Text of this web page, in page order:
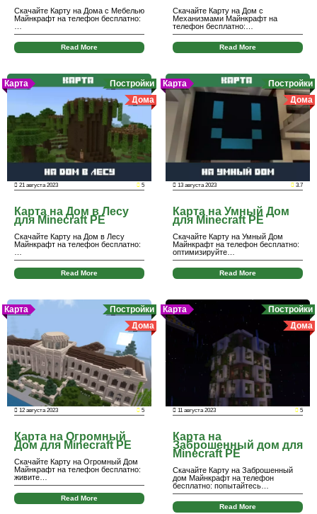
Скачайте Карту на Дома с Мебелью
Майнкрафт на телефон бесплатно:
Read More
Скачайте Карту на Дом с
Механизмами Майнкрафт на
телефон бесплатно:…
Read More
Карта
Постройки
Дома
21 августа 2023 5
Карта на Дом в Лесу
для Minecraft PE
Скачайте Карту на Дом в Лесу
Майнкрафт на телефон бесплатно:
Read More
Карта
Постройки
Дома
13 августа 2023 3.7
Карта на Умный Дом
для Minecraft PE
Скачайте Карту на Умный Дом
Майнкрафт на телефон бесплатно:
оптимизируйте…
Read More
Карта
Постройки
Дома
12 августа 2023 5
Карта на Огромный
Дом для Minecraft PE
Скачайте Карту на Огромный Дом
Майнкрафт на телефон бесплатно:
живите…
Read More
Карта
Постройки
Дома
11 августа 2023 5
Карта на
Заброшенный дом для
Minecraft PE
Скачайте Карту на Заброшенный
дом Майнкрафт на телефон
бесплатно: попытайтесь…
Read More